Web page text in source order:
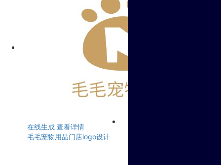
在线生成 查看详情
毛毛宠物用品门店logo设计